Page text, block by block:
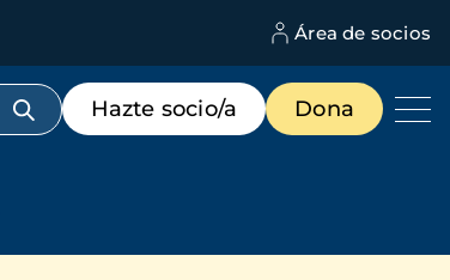
Área de socios
Menú
de
destacados
Hazte socio/a Dona